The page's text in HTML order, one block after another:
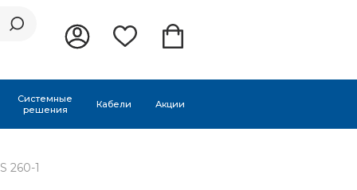
Системные
решения
Кабели Акции
260-1